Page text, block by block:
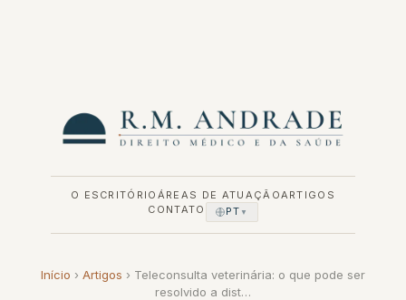
O ESCRITÓRIO ÁREAS DE ATUAÇÃOARTIGOS
CONTATO
PT ▼
Início › Artigos › Teleconsulta veterinária: o que pode ser
resolvido a dist…